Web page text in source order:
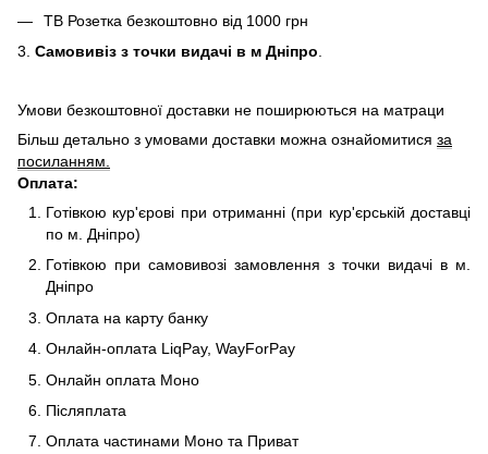
ТВ Розетка безкоштовно від 1000 грн
3. Самовивіз з точки видачі в м Дніпро
Умови безкоштовної доставки не поширюються на матраци
Більш детально з умовами доставки можна ознайомитися за
посиланням.
Оплата:
Готівкою кур'єрові при отриманні (при кур'єрській доставці
по м. Дніпро)
Готівкою при самовивозі замовлення з точки видачі в м.
Дніпро
Оплата на карту банку
Онлайн-оплата LiqPay, WayForPay
Онлайн оплата Моно
Післяплата
Оплата частинами Моно та Приват